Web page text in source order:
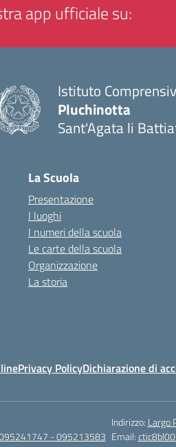
app ufficiale su:
Istituto
Pluchinotta
Sant'Agata li
La Scuola
Presentazione
I luoghi
I numeri della scuola
Le carte della scuola
Organizzazione
La storia
Privacy PolicyDichiarazione di
Indirizzo: Largo
- 095213583 Email: